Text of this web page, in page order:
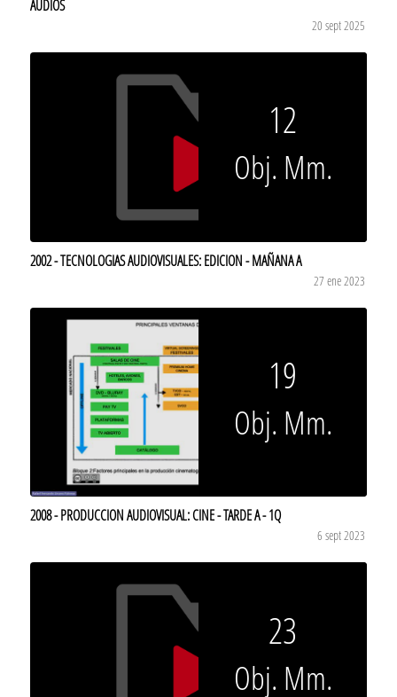
AUDIOS
20 sept 2025
12
Obj. Mm.
2002 - TECNOLOGIAS AUDIOVISUALES: EDICION - MAÑANA A
27 ene 2023
19
Obj. Mm.
2008 - PRODUCCION AUDIOVISUAL: CINE - TARDE A - 1Q
6 sept 2023
23
Obj. Mm.